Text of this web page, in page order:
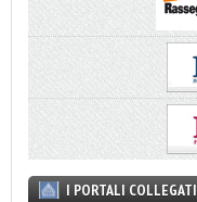
I PORTALI COLLEGATI